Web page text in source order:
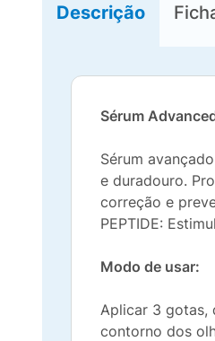
Descrição
Sérum
Sérum
e duradouro.
correção e
PEPTIDE:
Modo de usar:
Aplicar 3 gotas,
contorno dos